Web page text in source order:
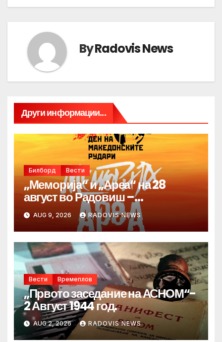
ByRadovis News
Други информации...
Билборд Вести
„Меморија“ и „Ареа“ на 28
август во Радовиш –
продолжува традицијата за
Денот на македонските рудари
AUG 9, 2026 RADOVIS NEWS
Вести Времеплов
„Првото заседание на АСНОМ“-
2 Август 1944 год.
AUG 2, 2026 RADOVIS NEWS